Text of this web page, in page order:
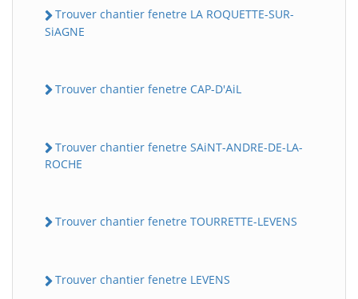
Trouver chantier fenetre LA ROQUETTE-SUR-
SiAGNE
Trouver chantier fenetre CAP-D'AiL
Trouver chantier fenetre SAiNT-ANDRE-DE-LA-
ROCHE
Trouver chantier fenetre TOURRETTE-LEVENS
Trouver chantier fenetre LEVENS